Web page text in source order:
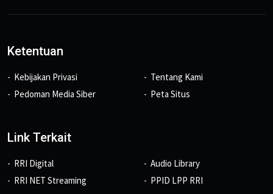
Ketentuan
Kebijakan Privasi
Pedoman Media Siber
Tentang Kami
Peta Situs
Link Terkait
RRI Digital
RRI NET Streaming
Audio Library
PPID LPP RRI